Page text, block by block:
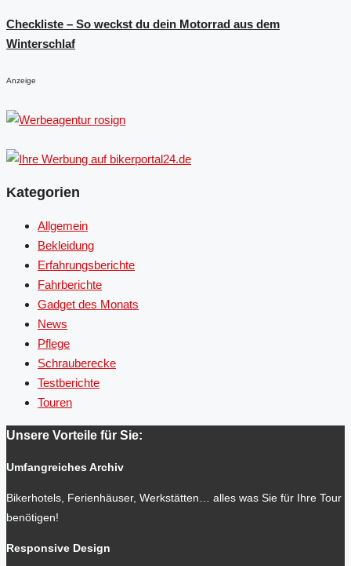
Checkliste – So weckst du dein Motorrad aus dem
Winterschlaf
Anzeige
Kategorien
Allgemein
Bekleidung
Erfahrungsberichte
Fahrberichte
Gadget des Monats
News
Pflege
Schrauberecke
Testberichte
Touren
Unsere Vorteile für Sie:
Umfangreiches Archiv
Bikerhotels, Ferienhäuser, Werkstätten… alles was Sie für Ihre Tour
benötigen!
Responsive Design